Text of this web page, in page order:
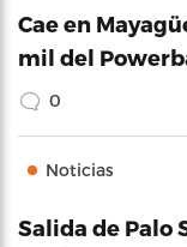
Cae en
mil del
0
Noticias
Salida de Palo